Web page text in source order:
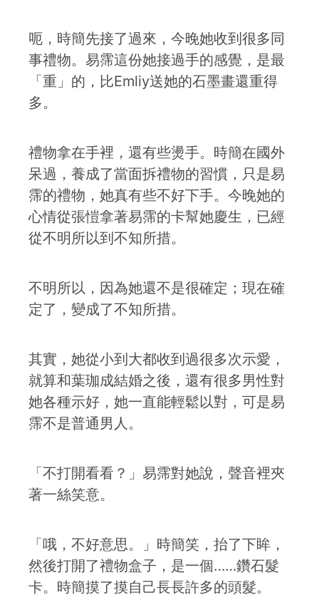
呃，時簡先接了過來，今晚她收到很多同
事禮物。易霈這份她接過手的感覺，是最
「重」的，比Emliy送她的石墨畫還重得
多。
禮物拿在手裡，還有些燙手。時簡在國外
呆過，養成了當面拆禮物的習慣，只是易
霈的禮物，她真有些不好下手。今晚她的
心情從張愷拿著易霈的卡幫她慶生，已經
從不明所以到不知所措。
不明所以，因為她還不是很確定；現在確
定了，變成了不知所措。
其實，她從小到大都收到過很多次示愛，
就算和葉珈成結婚之後，還有很多男性對
她各種示好，她一直能輕鬆以對，可是易
霈不是普通男人。
「不打開看看？」易霈對她說，聲音裡夾
著一絲笑意。
「哦，不好意思。」時簡笑，抬了下眸，
然後打開了禮物盒子，是一個……鑽石髮
卡。時簡摸了摸自己長長許多的頭髮。